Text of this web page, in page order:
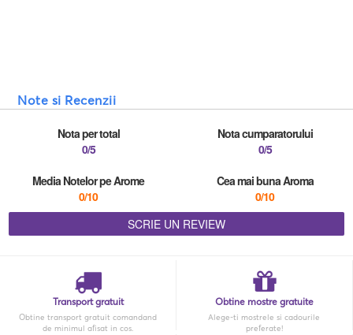
Note si Recenzii
Nota per total
0/5
Nota cumparatorului
0/5
Media Notelor pe Arome
0/10
Cea mai buna Aroma
0/10
SCRIE UN REVIEW
Transport gratuit
Obtine transport gratuit comandand
de minimul afisat in cos.
Obtine mostre gratuite
Alege-ti mostrele si cadourile
preferate!